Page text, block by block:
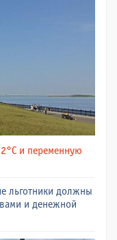
и переменную
льготники должны
и денежной